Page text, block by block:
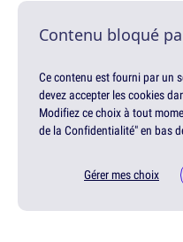
Contenu bloqué
Ce contenu est fourni par un
devez accepter les cookies
Modifiez ce choix à tout
de la Confidentialité" en bas
Gérer mes choix